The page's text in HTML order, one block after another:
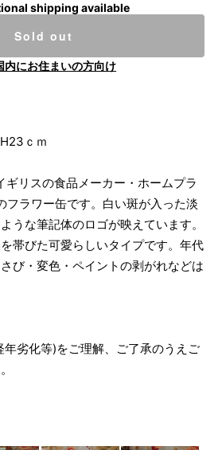
shipping available
Sold out
内にお住まいの方向け
ｃｍ
リスの食品メーカー・ホームプラ
フラワー缶です。白い斑が入った淡
うな筆記体のロゴが映えています。
帯びた可愛らしいタイプです。年代
び・変色・ペイントの剥がれなどは
劣化等)をご理解、ご了承のうえご